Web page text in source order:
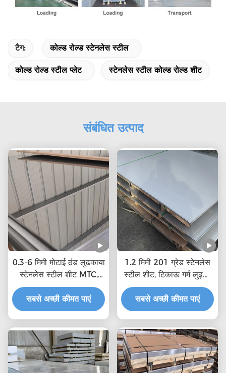
टैग: कोल्ड रोल्ड स्टेनलेस स्टील
कोल्ड रोल्ड स्टील प्लेट स्टेनलेस स्टील कोल्ड रोल्ड शीट
संबंधित उत्पाद
0.3-6 मिमी मोटाई ठंड लुढ़काया
स्टेनलेस स्टील शीट MTC,
आईएसओ प्रमाणन
सबसे अच्छी कीमत पाएं
1.2 मिमी 201 ग्रेड स्टेनलेस
स्टील शीट, टिकाऊ गर्म लुढ़का
हुआ स्टील प्लेट स्टेनलेस स्टील
प्लेट खरीदें
सबसे अच्छी कीमत पाएं